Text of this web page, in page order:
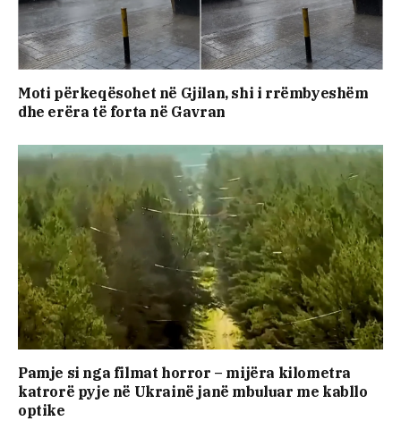
Moti përkeqësohet në Gjilan, shi i rrëmbyeshëm
dhe erëra të forta në Gavran
Pamje si nga filmat horror – mijëra kilometra
katrorë pyje në Ukrainë janë mbuluar me kabllo
optike